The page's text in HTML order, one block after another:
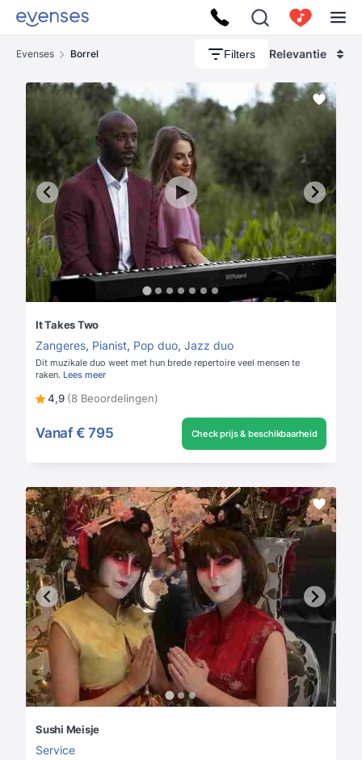
Evenses Borrel Filters Relevantie
It Takes Two
Zangeres, Pianist, Pop duo, Jazz duo
Dit muzikale duo weet met hun brede repertoire veel mensen te
raken. Lees meer
4,9 (8 Beoordelingen)
Vanaf € 795 Check prijs & beschikbaarheid
Sushi Meisje
Service